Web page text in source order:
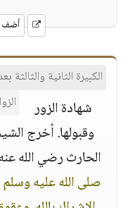
أضف
الكبيرة الثانية والثالثة
شهادة الزور
وقبولها. أخرج
الحارث رضي الله
صلى الله عليه وسلم